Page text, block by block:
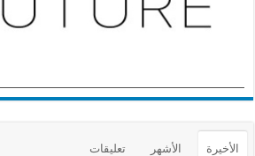
الأخيرة الأشهر تعليقات